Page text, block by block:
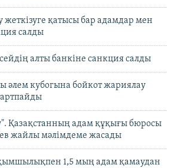
қатысы бар адамдар мен
салды
алты банкіне санкция салды
әлем кубогына бойкот жариялау
Қазақстанның адам құқығы бюросы
жайлы мәлімдеме жасады
1,5 мың адам қамаудан